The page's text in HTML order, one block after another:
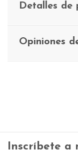
Detalles de
Opiniones
Inscríbete a